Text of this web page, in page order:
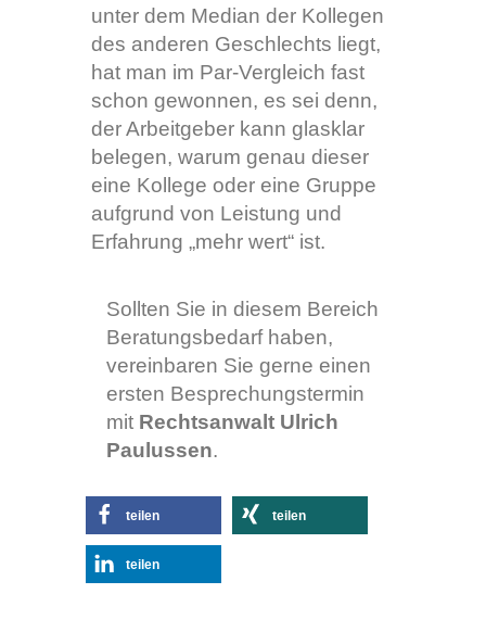
unter dem Median der Kollegen
des anderen Geschlechts liegt,
hat man im Par-Vergleich fast
schon gewonnen, es sei denn,
der Arbeitgeber kann glasklar
belegen, warum genau dieser
eine Kollege oder eine Gruppe
aufgrund von Leistung und
Erfahrung „mehr wert“ ist.
Sollten Sie in diesem Bereich
Beratungsbedarf haben,
vereinbaren Sie gerne einen
ersten Besprechungstermin
mit Rechtsanwalt Ulrich
Paulussen.
teilen teilen
teilen